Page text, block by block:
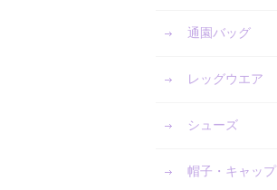
通園バッグ
レッグウエア
シューズ
帽子・キャップ